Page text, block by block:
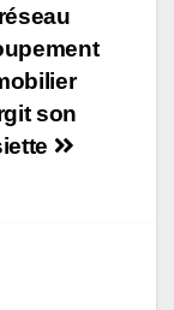
son